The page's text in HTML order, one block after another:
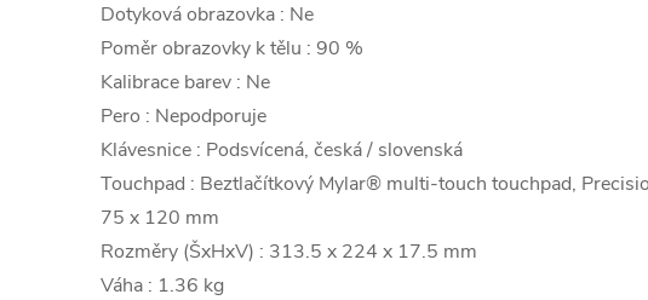
Dotyková obrazovka : Ne
Poměr obrazovky k tělu : 90 %
Kalibrace barev : Ne
Pero : Nepodporuje
Klávesnice : Podsvícená, česká / slovenská
Touchpad : Beztlačítkový Mylar® multi-touch touchpad,
75 x 120 mm
Rozměry (ŠxHxV) : 313.5 x 224 x 17.5 mm
Váha : 1.36 kg